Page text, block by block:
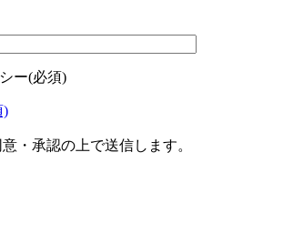
ー(必須)
)
・承認の上で送信します。